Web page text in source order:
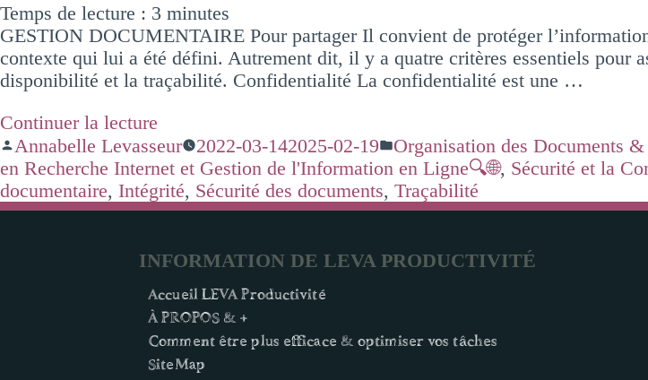
Temps de lecture : 3 minutes
GESTION DOCUMENTAIRE Pour partager Il convient de protéger
contexte qui lui a été défini. Autrement dit, il y a quatre critères essentiels pour
disponibilité et la traçabilité. Confidentialité​ La confidentialité est une …
Continuer la lecture
Annabelle Levasseur
2022-03-142025-02-19 Organisation des Documents
en Recherche Internet et Gestion de l'Information en Ligne🔍🌐, Sécurité et la
documentaire, Intégrité, Sécurité des documents, Traçabilité
INFORMATION DE LEVA PRODUCTIVITÉ
Accueil LEVA Productivité
À PROPOS & +
Comment être plus efficace & optimiser vos tâches
SiteMap